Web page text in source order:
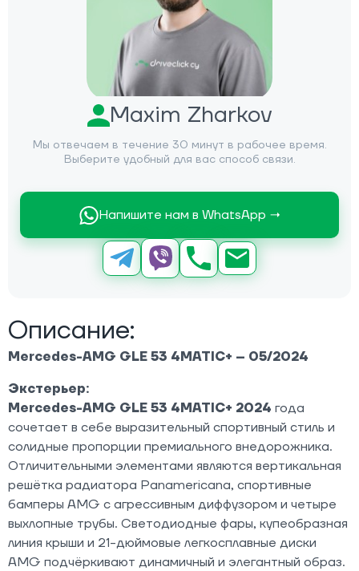
Maxim Zharkov
Мы отвечаем в течение 30 минут в рабочее время.
Выберите удобный для вас способ связи.
Напишите нам в WhatsApp →
Описание:
Mercedes-AMG GLE 53 4MATIC+ – 05/2024
Экстерьер:
Mercedes-AMG GLE 53 4MATIC+ 2024 года
сочетает в себе выразительный спортивный стиль и
солидные пропорции премиального внедорожника.
Отличительными элементами являются вертикальная
решётка радиатора Panamericana, спортивные
бамперы AMG с агрессивным диффузором и четыре
выхлопные трубы. Светодиодные фары, купеобразная
линия крыши и 21-дюймовые легкосплавные диски
AMG подчёркивают динамичный и элегантный образ.